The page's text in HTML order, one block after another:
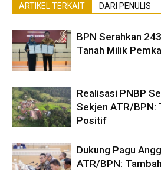
ARTIKEL TERKAIT DARI PENULIS
BPN Serahkan
Tanah Milik
Realisasi PNBP
Sekjen ATR/BPN:
Positif
Dukung Pagu
ATR/BPN: